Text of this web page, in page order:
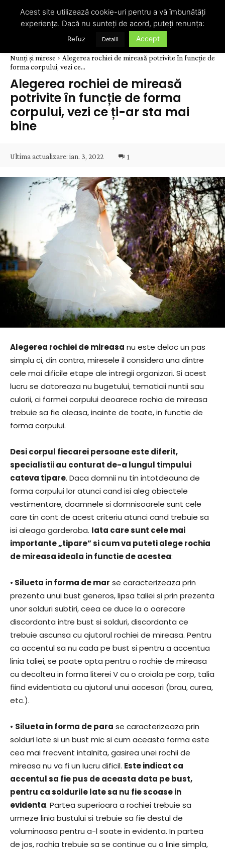
Nunți și mirese
Alegerea rochiei de mireasă potrivite în funcție de
forma corpului, vezi ce...
Alegerea rochiei de mireasă
potrivite în funcție de forma
corpului, vezi ce ți-ar sta mai
bine
Ultima actualizare: ian. 3, 2022 1
Alegerea rochiei de mireasa nu este deloc un pas
simplu ci, din contra, miresele il considera una dintre
cele mai dificile etape ale intregii organizari. Si acest
lucru se datoreaza nu bugetului, tematicii nuntii sau
culorii, ci formei corpului deoarece rochia de mireasa
trebuie sa fie aleasa, inainte de toate, in functie de
forma corpului.
Desi corpul fiecarei persoane este diferit,
specialistii au conturat de-a lungul timpului
cateva tipare. Daca domnii nu tin intotdeauna de
forma corpului lor atunci cand isi aleg obiectele
vestimentare, doamnele si domnisoarele sunt cele
care tin cont de acest criteriu atunci cand trebuie sa
isi aleaga garderoba. Iata care sunt cele mai
importante „tipare” si cum va puteti alege rochia
de mireasa ideala in functie de acestea:
• Silueta in forma de mar se caracterizeaza prin
prezenta unui bust generos, lipsa taliei si prin prezenta
unor solduri subtiri, ceea ce duce la o oarecare
discordanta intre bust si solduri, discordanta ce
trebuie ascunsa cu ajutorul rochiei de mireasa. Pentru
ca accentul sa nu cada pe bust si pentru a accentua
linia taliei, se poate opta pentru o rochie de mireasa
cu decolteu in forma literei V cu o croiala pe corp, talia
fiind evidentiata cu ajutorul unui accesori (brau, curea,
etc.).
• Silueta in forma de para se caracterizeaza prin
solduri late si un bust mic si cum aceasta forma este
cea mai frecvent intalnita, gasirea unei rochii de
mireasa nu va fi un lucru dificil. Este indicat ca
accentul sa fie pus de aceasta data pe bust,
pentru ca soldurile late sa nu fie scoase in
evidenta. Partea superioara a rochiei trebuie sa
urmeze linia bustului si trebuie sa fie destul de
voluminoasa pentru a-l soate in evidenta. In partea
de jos, rochia trebuie sa se continue cu o linie simpla,
Acest site utilizează cookie-uri pentru a vă îmbunătăți
experiența. Dacă nu sunteți de acord, puteți renunța:
Refuz Detalii Accept